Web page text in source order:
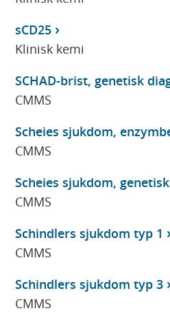
sCD25
Klinisk kemi
SCHAD-brist, genetisk
CMMS
Scheies sjukdom,
CMMS
Scheies sjukdom,
CMMS
Schindlers sjukdom typ 1
CMMS
Schindlers sjukdom typ 3
CMMS